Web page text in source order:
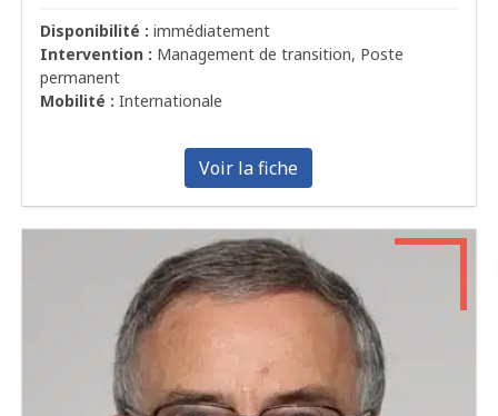
Disponibilité :immédiatement
Intervention : Management de transition, Poste
permanent
Mobilité :Internationale
Voir la fiche